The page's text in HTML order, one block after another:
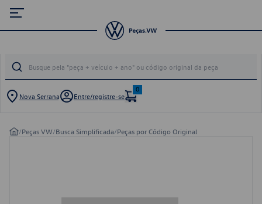
Nova Serrana Entre/registre-se
0
/Peças VW/Busca Simplificada/Peças por Código Original